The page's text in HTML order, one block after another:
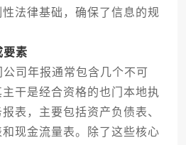
法律基础，确保了信息的规
要素
司年报通常包含几个不可
干是经合资格的也门本地执
表，主要包括资产负债表、
现金流量表。除了这些核心